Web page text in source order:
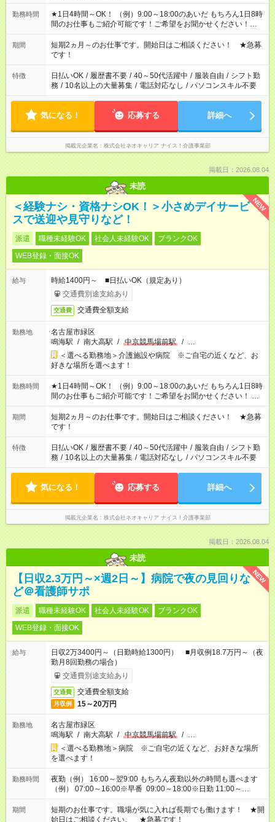
勤務時間
★1日4時間～OK！ （例）9:00～18:00のあいだ もちろん1日8時
間のお仕事もご紹介可能です！ご希望をお聞かせください！★家
庭の都合でお休みが必要な場合も遠慮なくご相談ください。 ※
週最低15時間以上の勤務が必要です
期間
短期2ヵ月～のお仕事です。開始日はご相談ください！ ★急募
です！
特徴 日払いOK / 履歴書不要 / 40～50代活躍中 / 服装自由 / シフト勤
務 / 10名以上の大量募集 / 電話対応なし / パソコンスキル不要
気になる！ 応募する 詳細へ
掲載元企業名 株式会社ネオキャリア ナイス！介護事業部
掲載日：2026.08.04
未読
NEW
＜経験ナシ・資格ナシOK！＞小さめデイサービ
スで送迎や見守りなど！
派遣 職種未経験OK 社会人未経験OK
ブランクOK
WEB登録・面接OK
給与
時給1400円～ ■日払いOK（規定あり）
交通費別途支給あり
交通費 交通費全額支給
勤務地
名古屋市緑区
鳴海駅 / 南大高駅 / 中京競馬場前駅 / …
＜選べる勤務地＞介護施設や病院 ※ご自宅の近くなど、お
好きな場所を選べます！
勤務時間
★1日4時間～OK！ （例）9:00～18:00のあいだ もちろん1日8時
間のお仕事もご紹介可能です！ご希望をお聞かせください！ ★
家庭の都合でお休みが必要な場合も遠慮なくご相談ください。
※週最低15時間以上の勤務が必要です
期間
短期2ヵ月～のお仕事です。開始日はご相談ください！ ★急募
です！
特徴 日払いOK / 履歴書不要 / 40～50代活躍中 / 服装自由 / シフト勤
務 / 10名以上の大量募集 / 電話対応なし / パソコンスキル不要
気になる！ 応募する 詳細へ
掲載元企業名 株式会社ネオキャリア ナイス！介護事業部
掲載日：2026.08.04
未読
NEW
【日収2.3万円～×週2日～】病院で夜の見回りな
ど＠看護師サポ
派遣 職種未経験OK 社会人未経験OK
ブランクOK
WEB登録・面接OK
給与
日収2万3400円～（日勤時給1300円） ■月収例18.7万円～（夜
勤月8回勤務の場合）
交通費別途支給あり
交通費 交通費全額支給
月収例 15～20万円
勤務地
名古屋市緑区
鳴海駅 / 南大高駅 / 中京競馬場前駅 / …
＜選べる勤務地＞病院 ※ご自宅の近くなど、お好きな場所
を選べます！
勤務時間
夜勤（例） 16:00～翌9:00 もちろん夜勤以外の時間も選べます
（例） 07:00～16:00※早番 09:00～18:00※日勤 11:00～
20:00※遅番 ※時間は、固定・選べる施設もあるので、ご希望が
あれば調整できます！ ※シフト制。勤務地により実働時間が異
なります。★家庭の都合でお休みが必要な場合も遠慮なくご相談
期間
短期のお仕事です。職場が気に入れば長期でも働けます！ ★開
始日はご相談ください。 ★急募です！